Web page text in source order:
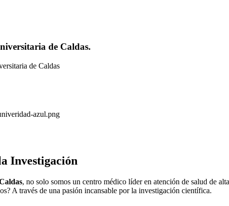
de Caldas.
Investigación
, no solo somos un centro médico líder en atención de salud de
A través de una pasión incansable por la investigación científica.